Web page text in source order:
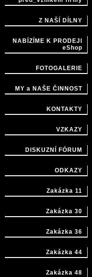
Z NAŠÍ DÍLNY
NABÍZÍME K PRODEJI
eShop
FOTOGALERIE
MY a NAŠE ČINNOST
KONTAKTY
VZKAZY
DISKUZNÍ FÓRUM
ODKAZY
Zakázka 11
Zakázka 30
Zakázka 36
Zakázka 44
Zakázka 48